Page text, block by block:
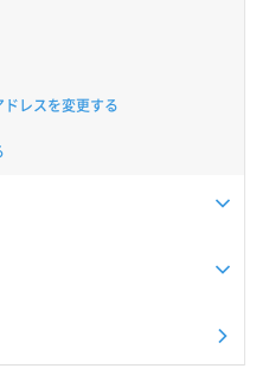
レスを変更する